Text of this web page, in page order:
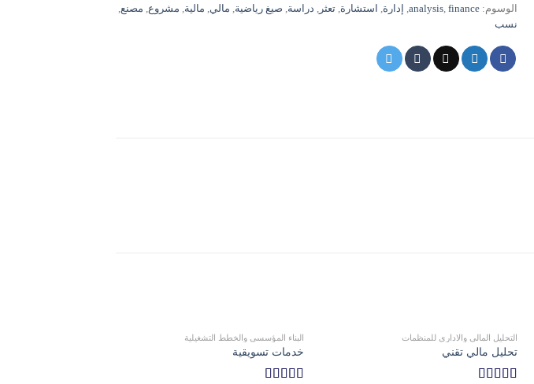
الوسوم: analysis finance إدارة استشارة تعثر دراسة صيغ رياضية مالي مالية مشروع مصنع
نسب
التحليل المالي والاداري للمنظمات
تحليل مالي تقني
البناء المؤسسي والخطط التشغيلية
خدمات تسويقية